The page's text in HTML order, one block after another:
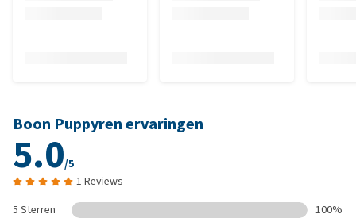
Boon Puppyren ervaringen
5.0/5
1 Reviews
5 Sterren
100%